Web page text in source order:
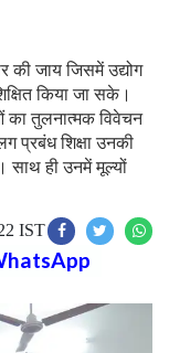
की जाय जिसमें उद्योग
किया जा सके।
का तुलनात्मक विवेचन
प्रबंध शिक्षा उनकी
साथ ही उनमें मूल्यों
IST